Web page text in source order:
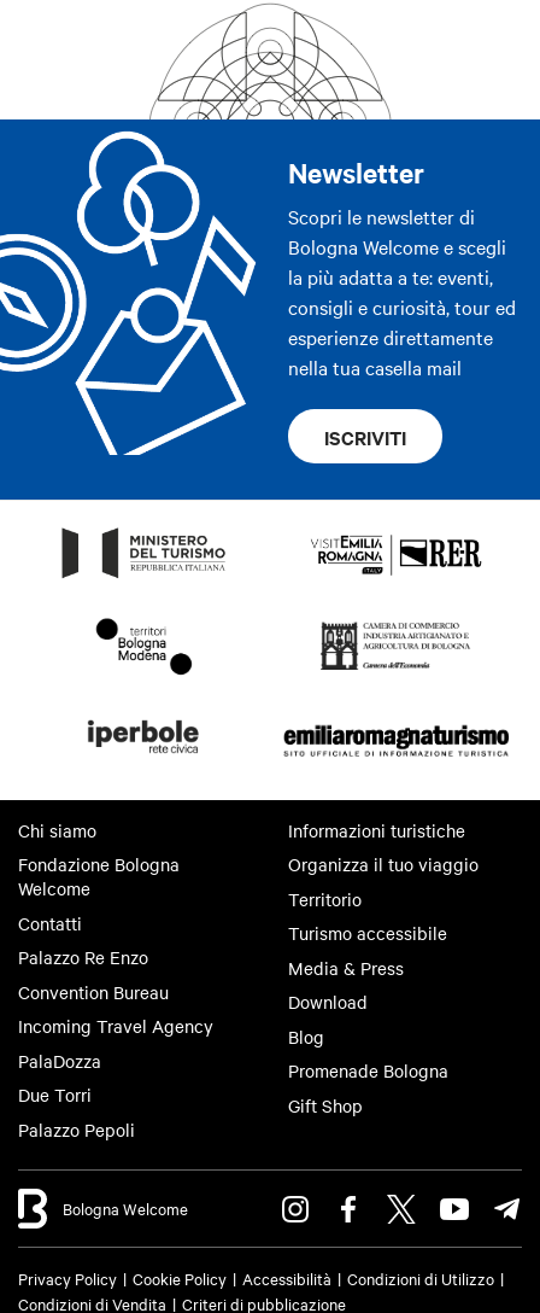
Newsletter
Scopri le newsletter di
Bologna Welcome e scegli
la più adatta a te: eventi,
consigli e curiosità, tour ed
esperienze direttamente
nella tua casella mail
ISCRIVITI
Chi siamo
Fondazione Bologna
Welcome
Contatti
Palazzo Re Enzo
Convention Bureau
Incoming Travel Agency
PalaDozza
Due Torri
Palazzo Pepoli
Informazioni turistiche
Organizza il tuo viaggio
Territorio
Turismo accessibile
Media & Press
Download
Blog
Promenade Bologna
Gift Shop
Bologna Welcome
Privacy Policy Cookie Policy Accessibilità
Condizioni di Utilizzo
Condizioni di Vendita
Criteri di pubblicazione